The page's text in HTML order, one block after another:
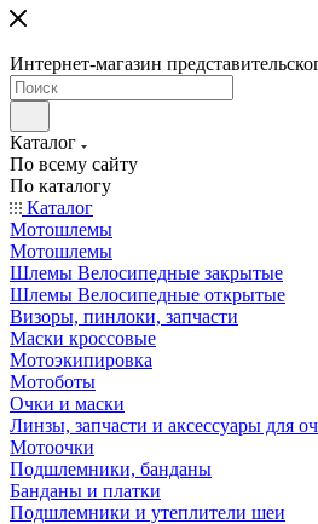
Интернет-магазин
Каталог
По всему сайту
По каталогу
Каталог
Мотошлемы
Мотошлемы
Шлемы Велосипедные закрытые
Шлемы Велосипедные открытые
Визоры, пинлоки, запчасти
Маски кроссовые
Мотоэкипировка
Мотоботы
Очки и маски
Линзы, запчасти и аксессуары для
Мотоочки
Подшлемники, банданы
Банданы и платки
Подшлемники и утеплители шеи